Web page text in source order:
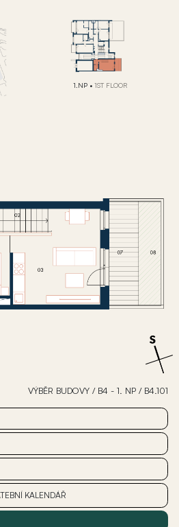
1.NP • 1ST FLOOR
VÝBĚR BUDOVY / B4 - 1. NP / B4.101
KALENDÁŘ